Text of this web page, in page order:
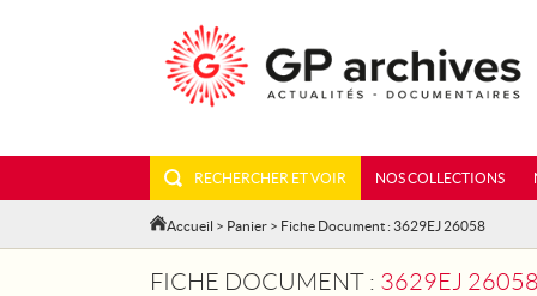
RECHERCHER ET VOIR NOS COLLECTIONS
Accueil > Panier > Fiche Document : 3629EJ 26058
FICHE DOCUMENT : 3629EJ 26058 -